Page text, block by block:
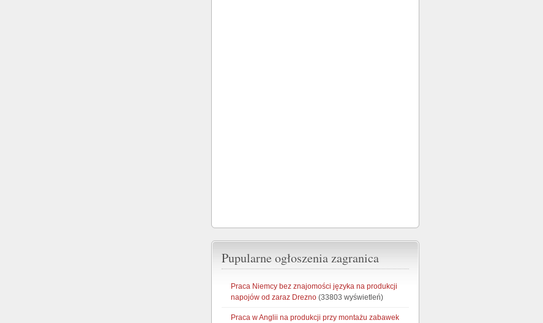
Pupularne ogłoszenia zagranica
Praca Niemcy bez znajomości języka na produkcji
napojów od zaraz Drezno (33803 wyświetleń)
Praca w Anglii na produkcji przy montażu zabawek